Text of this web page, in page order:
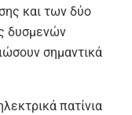
και των δύο
δυσμενών
σημαντικά
πατίνια